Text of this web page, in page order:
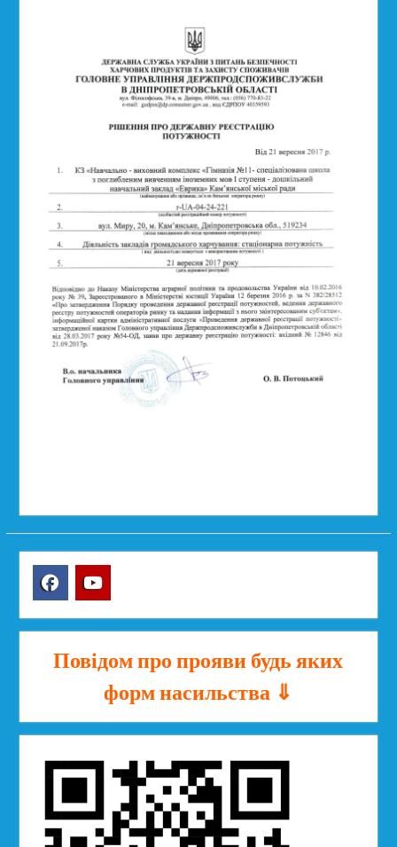
Повідом про прояви будь яких
форм насильства ⇓